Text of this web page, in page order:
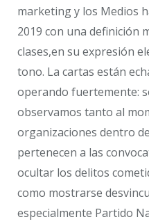
marketing y los Medios
2019 con una definición
clases,en su expresión
tono. La cartas están
operando fuertemente:
observamos tanto al
organizaciones dentro
pertenecen a las
ocultar los delitos
como mostrarse
especialmente Partido